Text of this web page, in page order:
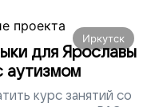
Иркутск
для Ярославы
аутизмом
курс занятий со